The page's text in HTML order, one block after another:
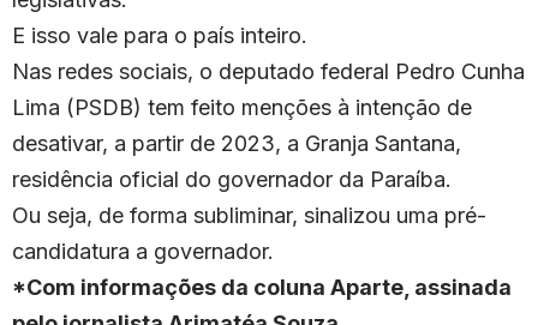
E isso vale para o país inteiro.
Nas redes sociais, o deputado federal Pedro Cunha
Lima (PSDB) tem feito menções à intenção de
desativar, a partir de 2023, a Granja Santana,
residência oficial do governador da Paraíba.
Ou seja, de forma subliminar, sinalizou uma pré-
candidatura a governador.
*Com informações da coluna Aparte, assinada